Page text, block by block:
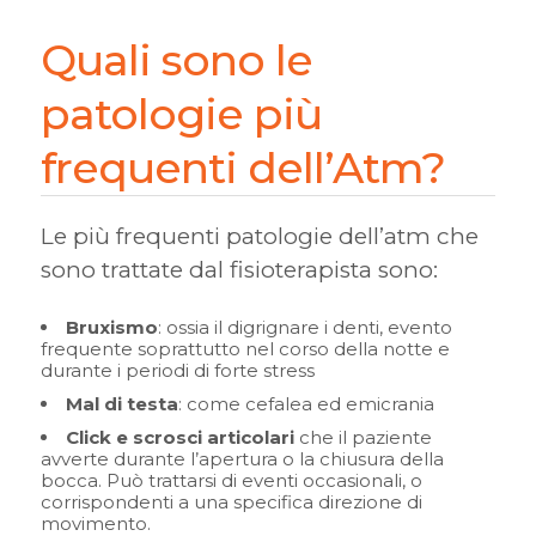
Quali sono le
patologie più
frequenti dell’Atm?
Le più frequenti patologie dell’atm che
sono trattate dal fisioterapista sono:
Bruxismo: ossia il digrignare i denti, evento
frequente soprattutto nel corso della notte e
durante i periodi di forte stress
Mal di testa: come cefalea ed emicrania
Click e scrosci articolariche il paziente
avverte durante l’apertura o la chiusura della
bocca. Può trattarsi di eventi occasionali, o
corrispondenti a una specifica direzione di
movimento.